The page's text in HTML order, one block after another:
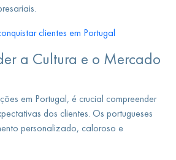
clientes em Portugal
a Cultura e o Mercado
em Portugal, é crucial compreender
dos clientes. Os portugueses
personalizado, caloroso e